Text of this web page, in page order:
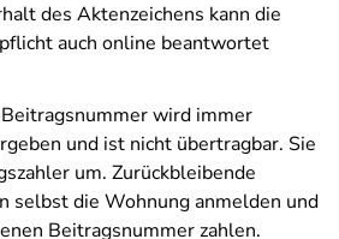
des Aktenzeichens kann die
auch online beantwortet
wird immer
und ist nicht übertragbar. Sie
um. Zurückbleibende
selbst die Wohnung anmelden und
Beitragsnummer zahlen.